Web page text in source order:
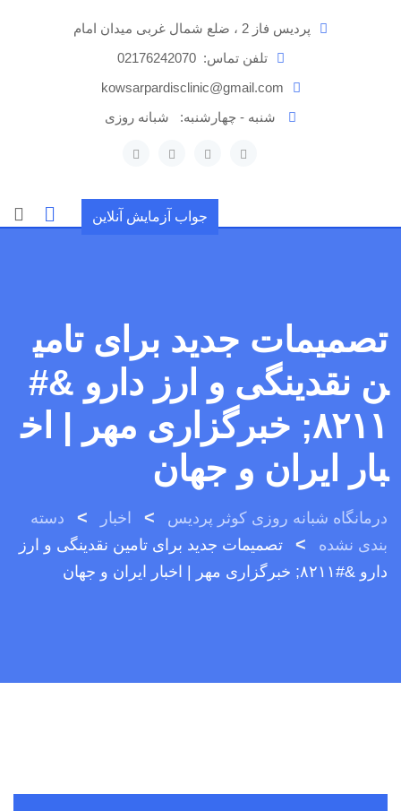
پردیس فاز 2 ، ضلع شمال غربی میدان امام
تلفن تماس:02176242070
kowsarpardisclinic@gmail.com
شنبه - چهارشنبه:
شبانه روزی
جواب آزمایش آنلاین
تصمیمات جدید برای تامی
ن نقدینگی و ارز دارو &#
۸۲۱۱; خبرگزاری مهر | اخ
بار ایران و جهان
درمانگاه شبانه روزی کوثر پردیس > اخبار >
دسته
بندی نشده
>
تصمیمات جدید برای تامین نقدینگی و ارز
دارو &#۸۲۱۱; خبرگزاری مهر | اخبار ایران و جهان